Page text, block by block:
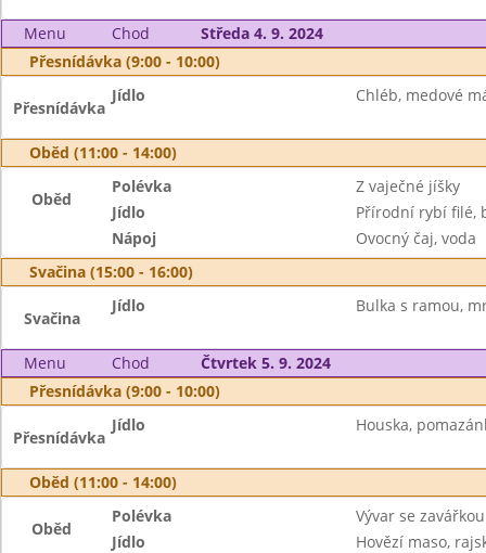
Menu Chod
Středa 4. 9. 2024
Přesnídávka (9:00 - 10:00)
Přesnídávka
Jídlo Chléb, medové
Oběd (11:00 - 14:00)
Oběd
Polévka
Z vaječné jíšky
Jídlo
Přírodní rybí filé,
Nápoj
Ovocný čaj, voda
Svačina (15:00 - 16:00)
Svačina
Jídlo Bulka s ramou,
Menu Chod
Čtvrtek 5. 9. 2024
Přesnídávka (9:00 - 10:00)
Přesnídávka
Jídlo Houska,
Oběd (11:00 - 14:00)
Oběd
Polévka
Vývar se zavářkou
Jídlo
Hovězí maso,